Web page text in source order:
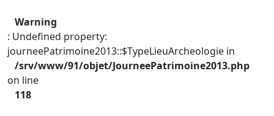
Warning
: Undefined property:
journeePatrimoine2013::$TypeLieuArcheologie in
/srv/www/91/objet/JourneePatrimoine2013.php
on line
118